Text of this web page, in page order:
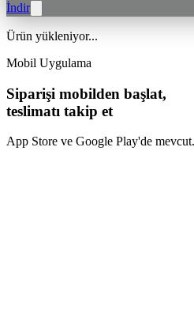
İndir
Ürün yükleniyor...
Mobil Uygulama
Siparişi mobilden başlat,
teslimatı takip et
App Store ve Google Play'de